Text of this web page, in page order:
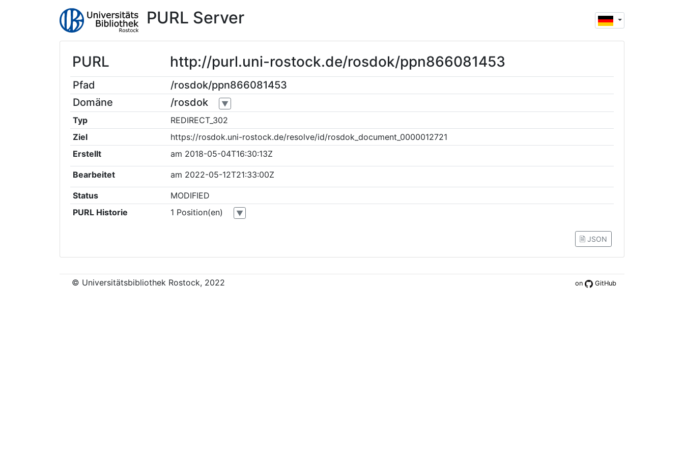
PURL Server
PURL http://purl.uni-rostock.de/rosdok/ppn866081453
Pfad
/rosdok/ppn866081453
Domäne
/rosdok ▼
Typ
REDIRECT_302
Ziel
https://rosdok.uni-rostock.de/resolve/id/rosdok_document_0000012721
Erstellt
am 2018-05-04T16:30:13Z
Bearbeitet am 2022-05-12T21:33:00Z
Status
MODIFIED
PURL Historie
1 Position(en) ▼
🗎 JSON
on GitHub
© Universitätsbibliothek Rostock, 2022